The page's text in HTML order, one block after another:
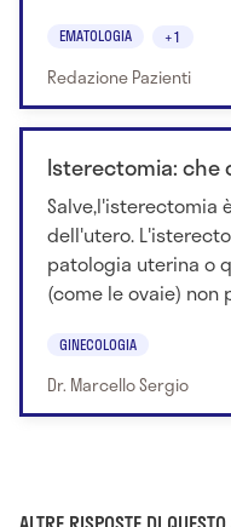
EMATOLOGIA +1
Redazione Pazienti
Isterectomia: che
Salve,l'isterectomia
dell'utero.
patologia uterina o
(come le ovaie) non
GINECOLOGIA
Dr. Marcello Sergio